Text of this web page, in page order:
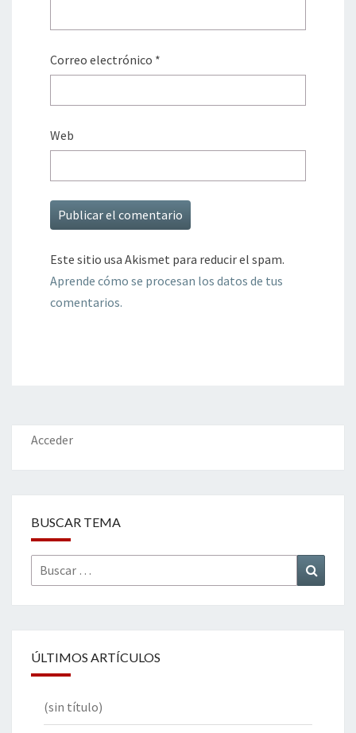
Correo electrónico *
Web
Este sitio usa Akismet para reducir el spam.
Aprende cómo se procesan los datos de tus
comentarios.
Acceder
BUSCAR TEMA
Buscar
por:
ÚLTIMOS ARTÍCULOS
(sin título)